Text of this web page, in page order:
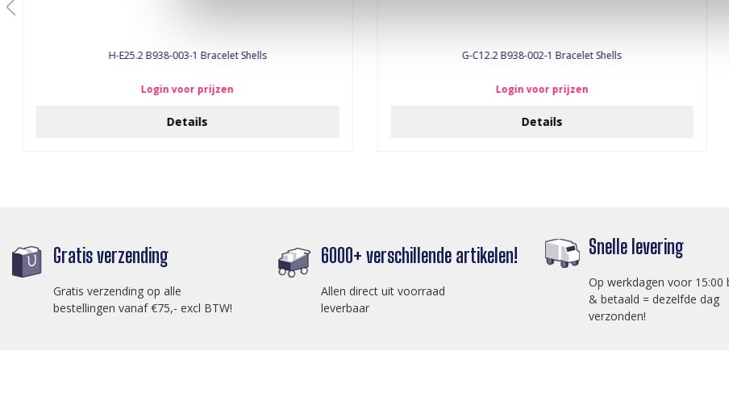
H-E25.2 B938-003-1 Bracelet Shells
Login voor prijzen
Details
G-C12.2 B938-002-1 Bracelet Shells
Login voor prijzen
Details
Gratis verzending
Gratis verzending op alle
bestellingen vanaf €75,- excl BTW!
6000+ verschillende artikelen!
Allen direct uit voorraad
leverbaar
Snelle levering
Op werkdagen voor 15:00
& betaald = dezelfde dag
verzonden!